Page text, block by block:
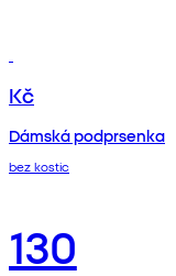
Kč
Dámská podprsenka
bez kostic
130